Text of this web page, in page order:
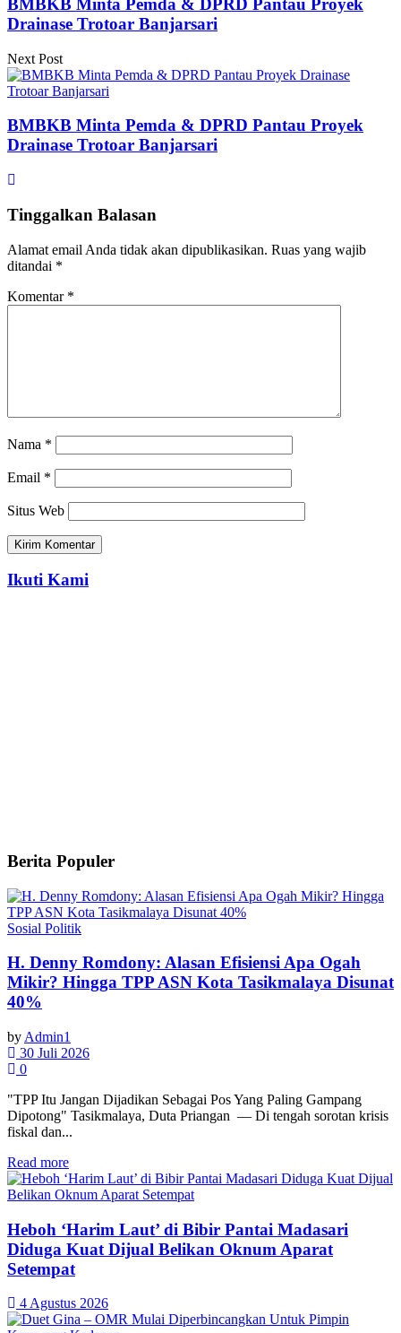
BMBKB Minta Pemda & DPRD Pantau Proyek
Drainase Trotoar Banjarsari
Next Post
BMBKB Minta Pemda & DPRD Pantau Proyek
Drainase Trotoar Banjarsari
Tinggalkan Balasan
Alamat email Anda tidak akan dipublikasikan. Ruas yang wajib
ditandai *
Komentar *
Nama *
Email *
Situs Web
Ikuti Kami
Berita Populer
Sosial Politik
H. Denny Romdony: Alasan Efisiensi Apa Ogah
Mikir? Hingga TPP ASN Kota Tasikmalaya Disunat
40%
by Admin1
30 Juli 2026
0
"TPP Itu Jangan Dijadikan Sebagai Pos Yang Paling Gampang
Dipotong" Tasikmalaya, Duta Priangan — Di tengah sorotan krisis
fiskal dan...
Read more
Heboh ‘Harim Laut’ di Bibir Pantai Madasari
Diduga Kuat Dijual Belikan Oknum Aparat
Setempat
4 Agustus 2026